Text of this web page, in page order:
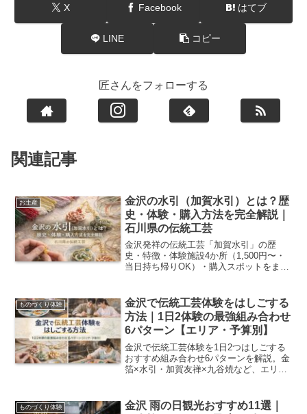
X Facebook はてブ
LINE コピー
匠さんをフォローする
関連記事
お土産
金沢の水引（加賀水引）とは？歴
史・体験・購入方法を完全解説｜
石川県の伝統工芸
金沢発祥の伝統工芸「加賀水引」の歴
史・特徴・体験施設4か所（1,500円〜・
当日持ち帰りOK）・購入スポットをまと
アクセスも比較。オンライン購入方法も
掲載。
ものづくり体験
金沢で伝統工芸体験をはしごする
方法｜1日2体験の最強組み合わせ
6パターン【エリア・予算別】
金沢で伝統工芸体験を1日2つはしごする
おすすめ組み合わせ6パターンを解説。金
箔×水引・加賀友禅×九谷焼など、エリア
の流れつきで紹介します。
ものづくり体験
金沢 雨の日観光おすすめ11選｜